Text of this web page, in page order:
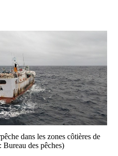
dans les zones côtières de
des pêches)